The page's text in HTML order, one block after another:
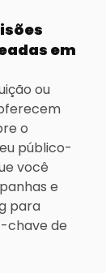
em
ou
o
público-
você
e
para
chave de